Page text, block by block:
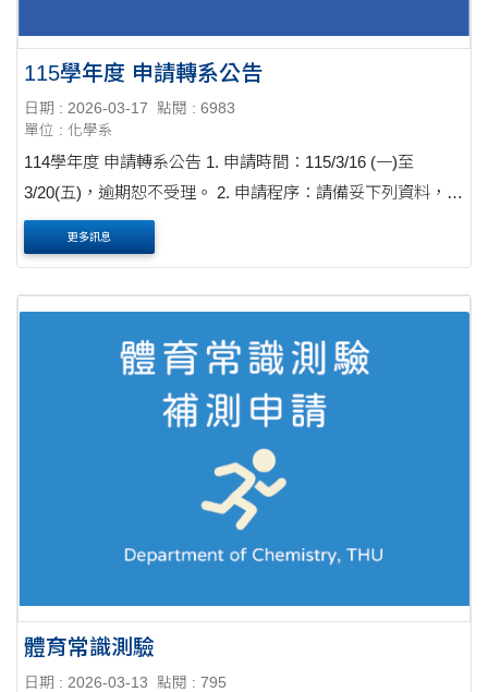
115學年度 申請轉系公告
日期 : 2026-03-17
點閱 : 6983
單位 : 化學系
114學年度 申請轉系公告 1. 申請時間：115/3/16 (一)至
3/20(五)，逾期恕不受理。 2. 申請程序：請備妥下列資料，於
上班時間內繳至註課組。 (1)轉系申請表、(2)歷年成績單1
份、(3)相關備審資料(實際依簡章規....
更多訊息
體育常識測驗
日期 : 2026-03-13
點閱 : 795